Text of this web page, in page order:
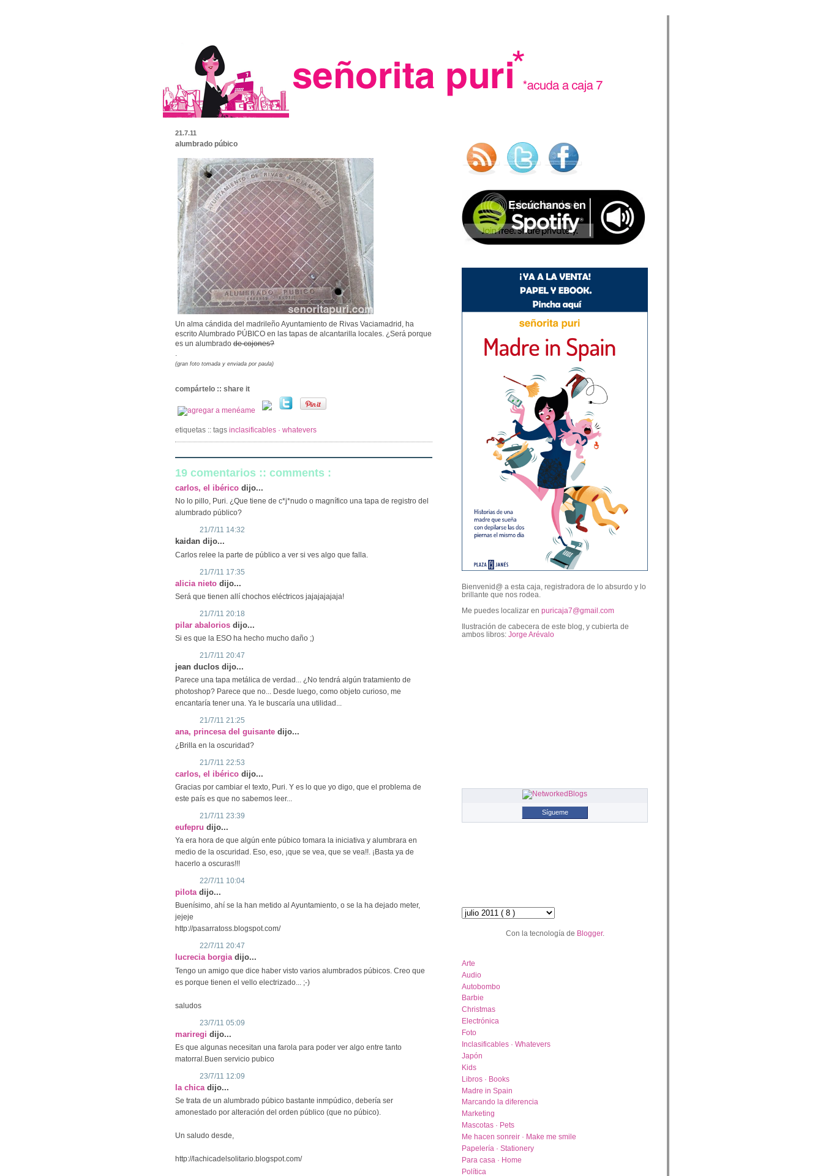
21.7.11
alumbrado púbico
Un alma cándida del madrileño Ayuntamiento de Rivas Vaciamadrid, ha
escrito Alumbrado PÚBICO en las tapas de alcantarilla locales. ¿Será porque
es un alumbrado de cojones?
.
(gran foto tomada y enviada por paula)
compártelo :: share it
etiquetas :: tags inclasificables · whatevers
19 comentarios :: comments :
carlos, el ibérico dijo...
No lo pillo, Puri. ¿Que tiene de c*j*nudo o magnífico una tapa de registro del
alumbrado público?
21/7/11 14:32
kaidan dijo...
Carlos relee la parte de público a ver si ves algo que falla.
21/7/11 17:35
alicia nieto dijo...
Será que tienen allí chochos eléctricos jajajajajaja!
21/7/11 20:18
pilar abalorios dijo...
Si es que la ESO ha hecho mucho daño ;)
21/7/11 20:47
jean duclos dijo...
Parece una tapa metálica de verdad... ¿No tendrá algún tratamiento de
photoshop? Parece que no... Desde luego, como objeto curioso, me
encantaría tener una. Ya le buscaría una utilidad...
21/7/11 21:25
ana, princesa del guisante dijo...
¿Brilla en la oscuridad?
21/7/11 22:53
carlos, el ibérico dijo...
Gracias por cambiar el texto, Puri. Y es lo que yo digo, que el problema de
este país es que no sabemos leer...
21/7/11 23:39
eufepru dijo...
Ya era hora de que algún ente púbico tomara la iniciativa y alumbrara en
medio de la oscuridad. Eso, eso, ¡que se vea, que se vea!!. ¡Basta ya de
hacerlo a oscuras!!!
22/7/11 10:04
pilota dijo...
Buenísimo, ahí se la han metido al Ayuntamiento, o se la ha dejado meter,
jejeje
http://pasarratoss.blogspot.com/
22/7/11 20:47
lucrecia borgia dijo...
Tengo un amigo que dice haber visto varios alumbrados púbicos. Creo que
es porque tienen el vello electrizado... ;-)
saludos
23/7/11 05:09
mariregi dijo...
Es que algunas necesitan una farola para poder ver algo entre tanto
matorral.Buen servicio pubico
23/7/11 12:09
la chica dijo...
Se trata de un alumbrado púbico bastante inmpúdico, debería ser
amonestado por alteración del orden público (que no púbico).
Un saludo desde,
http://lachicadelsolitario.blogspot.com/
Bienvenid@ a esta caja, registradora de lo absurdo y lo
brillante que nos rodea.
Me puedes localizar en puricaja7@gmail.com
Ilustración de cabecera de este blog, y cubierta de
ambos libros: Jorge Arévalo
Sígueme
Con la tecnología de Blogger.
Arte
Audio
Autobombo
Barbie
Christmas
Electrónica
Foto
Inclasificables · Whatevers
Japón
Kids
Libros · Books
Madre in Spain
Marcando la diferencia
Marketing
Mascotas · Pets
Me hacen sonreir · Make me smile
Papelería · Stationery
Para casa · Home
Política